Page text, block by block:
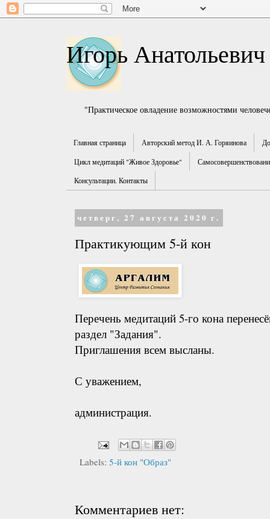
Игорь
"Практическое овладение возможностями
Главная страница Авторский метод И. А. Горяинова
Цикл медитаций "Живое Здоровье"
Консультации. Контакты
четверг, 27 августа 2020 г.
Практикующим 5-й кон
Перечень медитаций 5-го кона
раздел "Задания".
Приглашения всем высланы.
С уважением,
администрация.
Labels: 5-й кон "Образ"
Комментариев нет: